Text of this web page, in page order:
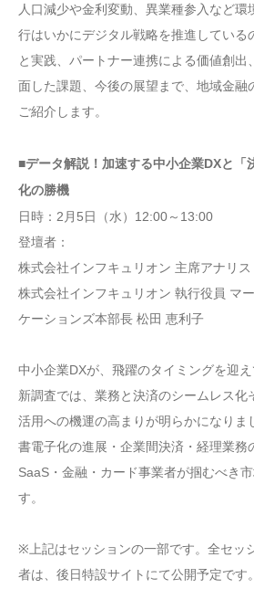
人口減少や金利変動、異業種参入など環
行はいかにデジタル戦略を推進している
と実践、パートナー連携による価値創出
面した課題、今後の展望まで、地域金融
ご紹介します。
■データ解説！加速する中小企業DXと「
化の勝機
日時：2月5日（水）12:00～13:00
登壇者：
株式会社インフキュリオン 主席アナリ
株式会社インフキュリオン 執行役員 マ
ケーションズ本部長 松田 恵利子
中小企業DXが、飛躍のタイミングを迎
新調査では、業務と決済のシームレス化
活用への機運の高まりが明らかになりま
書電子化の進展・企業間決済・経理業務
SaaS・金融・カード事業者が掴むべき
す。
※上記はセッションの一部です。全セッ
者は、後日特設サイトにて公開予定です。